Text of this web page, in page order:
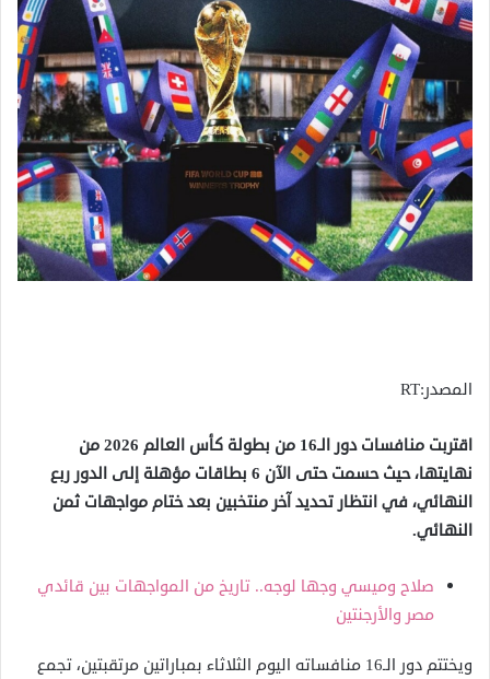
المصدر:RT
اقتربت منافسات دور الـ16 من بطولة كأس العالم 2026 من
نهايتها، حيث حسمت حتى الآن 6 بطاقات مؤهلة إلى الدور ربع
النهائي، في انتظار تحديد آخر منتخبين بعد ختام مواجهات ثمن
النهائي.
صلاح وميسي وجها لوجه.. تاريخ من المواجهات بين قائدي
مصر والأرجنتين
ويختتم دور الـ16 منافساته اليوم الثلاثاء بمباراتين مرتقبتين، تجمع